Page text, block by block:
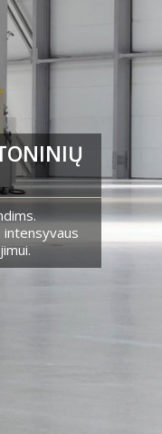
intensyvaus